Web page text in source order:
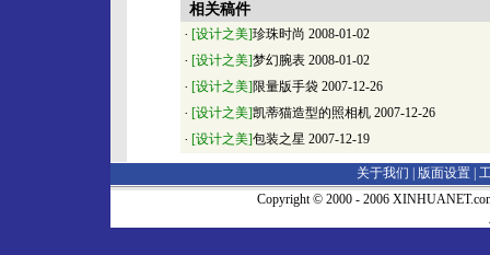
相关稿件
· [设计之美]珍珠时尚 2008-01-02
· [设计之美]梦幻腕表 2008-01-02
· [设计之美]限量版手袋 2007-12-26
· [设计之美]凯蒂猫造型的照相机 2007-12-26
· [设计之美]包装之星 2007-12-19
关于我们 | 版面设置
Copyright © 2000 - 2006